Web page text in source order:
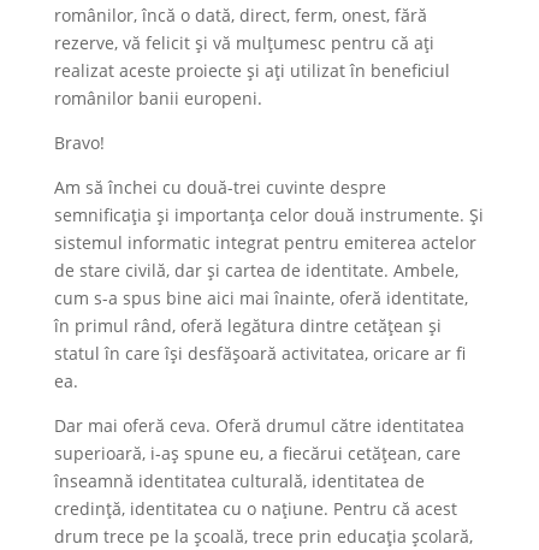
românilor, încă o dată, direct, ferm, onest, fără
rezerve, vă felicit și vă mulțumesc pentru că ați
realizat aceste proiecte și ați utilizat în beneficiul
românilor banii europeni.
Bravo!
Am să închei cu două-trei cuvinte despre
semnificația și importanța celor două instrumente. Și
sistemul informatic integrat pentru emiterea actelor
de stare civilă, dar și cartea de identitate. Ambele,
cum s-a spus bine aici mai înainte, oferă identitate,
în primul rând, oferă legătura dintre cetățean și
statul în care își desfășoară activitatea, oricare ar fi
ea.
Dar mai oferă ceva. Oferă drumul către identitatea
superioară, i-aș spune eu, a fiecărui cetățean, care
înseamnă identitatea culturală, identitatea de
credință, identitatea cu o națiune. Pentru că acest
drum trece pe la școală, trece prin educația școlară,